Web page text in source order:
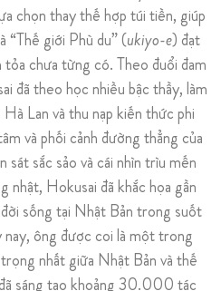
chọn thay thế hợp túi tiền, giúp
“Thế giới Phù du” (ukiyo-e) đạt
chưa từng có. Theo đuổi đam
đã theo học nhiều bậc thầy, làm
Lan và thu nạp kiến thức phi
và phối cảnh đường thẳng của
sát sắc sảo và cái nhìn trìu mến
nhật, Hokusai đã khắc họa gần
sống tại Nhật Bản trong suốt
nay, ông được coi là một trong
nhất giữa Nhật Bản và thế
sáng tạo khoảng 30.000 tác